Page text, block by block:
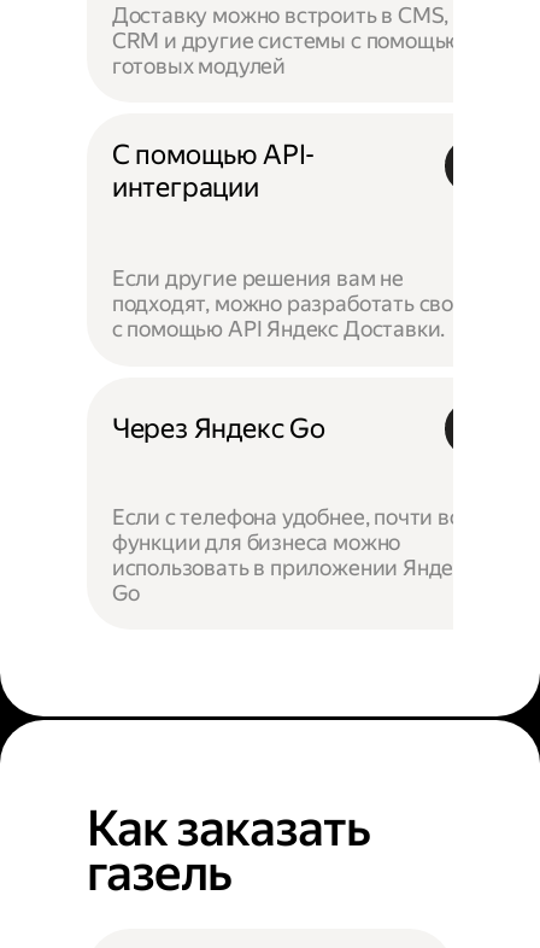
Доставку можно встроить в CMS,
CRM и другие системы с помощью
готовых модулей
С помощью API-
интеграции
Если другие решения вам не
подходят, можно разработать своё —
с помощью API Яндекс Доставки.
Через Яндекс Go
Если с телефона удобнее, почти все
функции для бизнеса можно
использовать в приложении Яндекс
Go
Как заказать
газель